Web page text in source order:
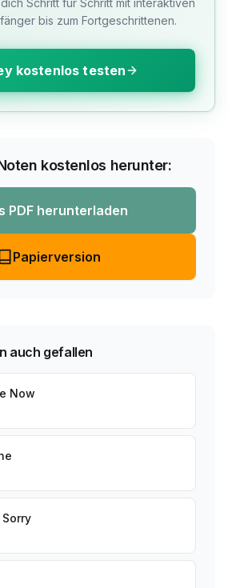
Schritt für Schritt mit interaktiven
bis zum Fortgeschrittenen.
kostenlos testen
kostenlos herunter:
PDF herunterladen
Papierversion
auch gefallen
Now
Sorry